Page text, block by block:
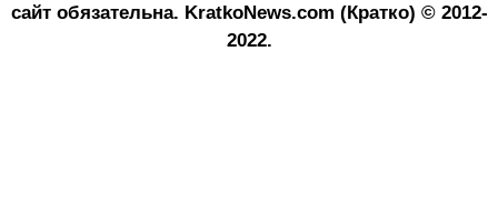
сайт обязательна. KratkoNews.com (Кратко) © 2012-
2022.